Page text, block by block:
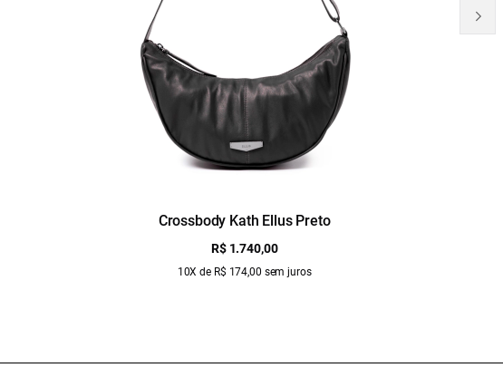
Crossbody Kath Ellus Preto
R$ 1.740,00
10X de R$ 174,00 sem juros